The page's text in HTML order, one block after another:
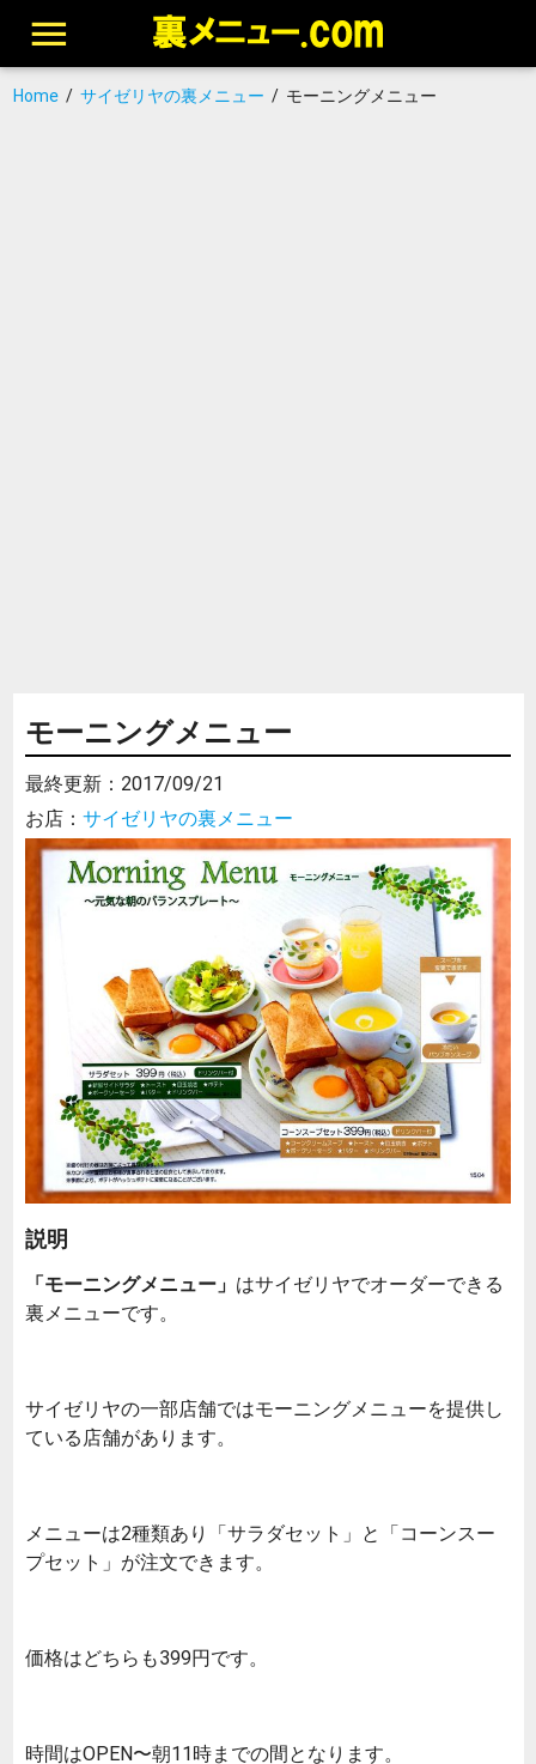
Home/ サイゼリヤの裏メニュー / モーニングメニュー
モーニングメニュー
最終更新： 2017/09/21
お店： サイゼリヤの裏メニュー
説明
「モーニングメニュー」 はサイゼリヤでオーダーできる
裏メニューです。
サイゼリヤの一部店舗ではモーニングメニューを提供し
ている店舗があります。
メニューは2種類あり「サラダセット」と「コーンスー
プセット」が注文できます。
価格はどちらも399円です。
時間はOPEN〜朝11時までの間となります。